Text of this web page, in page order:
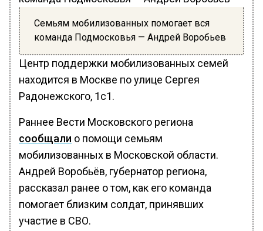
Семьям мобилизованных помогает вся
команда Подмосковья — Андрей Воробьев
Центр поддержки мобилизованных семей
находится в Москве по улице Сергея
Радонежского, 1с1.
Раннее Вести Московского региона
сообщали о помощи семьям
мобилизованных в Московской области.
Андрей Воробьёв, губернатор региона,
рассказал ранее о том, как его команда
помогает близким солдат, принявших
участие в СВО.